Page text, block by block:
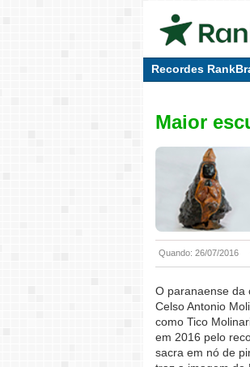
Recordes
Maior
Quando: 26/07/2016
O paranaense da
Celso Antonio
como Tico
em 2016 pelo
sacra em nó de